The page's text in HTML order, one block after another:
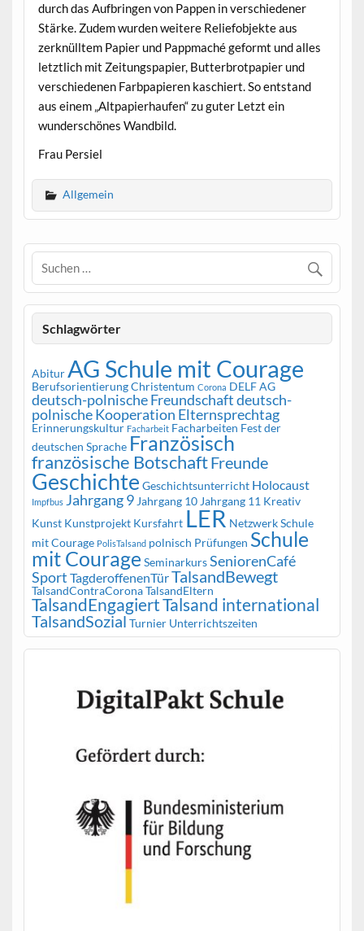
durch das Aufbringen von Pappen in verschiedener
Stärke. Zudem wurden weitere Reliefobjekte aus
zerknülltem Papier und Pappmaché geformt und alles
letztlich mit Zeitungspapier, Butterbrotpapier und
verschiedenen Farbpapieren kaschiert. So entstand
aus einem „Altpapierhaufen“ zu guter Letzt ein
wunderschönes Wandbild.
Frau Persiel
Allgemein
Schlagwörter
AbiturAG Schule mit Courage
BerufsorientierungChristentum Corona DELF AG
deutsch-polnische Freundschaftdeutsch-
polnische Kooperation Elternsprechtag
Erinnerungskultur Facharbeit Facharbeiten Fest der
deutschen Sprache Französisch
französische BotschaftFreunde
Geschichte Geschichtsunterricht Holocaust
Impfbus Jahrgang 9 Jahrgang 10 Jahrgang 11 Kreativ
Kunst Kunstprojekt Kursfahrt LER Netzwerk Schule
mit Courage PolisTalsand polnisch Prüfungen Schule
mit Courage SeminarkursSeniorenCafé
Sport TagderoffenenTürTalsandBewegt
TalsandContraCoronaTalsandEltern
TalsandEngagiertTalsand international
TalsandSozial Turnier Unterrichtszeiten